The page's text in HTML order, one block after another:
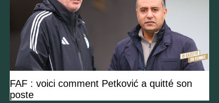
FAF : voici comment Petković a quitté son
poste